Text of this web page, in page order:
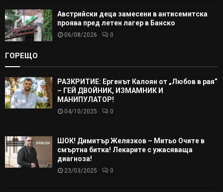
Австрийски деца замесени в антисемитска
проява пред летен лагер в Банско
06/08/2026 0
ГОРЕЩО
РАЗКРИТИЕ: Ергенът Калоян от „Любов в рая“
– ГЕЙ ДВОЙНИК, ИЗМАМНИК И
МАНИПУЛАТОР!
04/10/2025 0
ШОК! Димитър Желязков – Митьо Очите в
смъртна битка! Лекарите с ужасяваща
диагноза!
23/03/2025 0